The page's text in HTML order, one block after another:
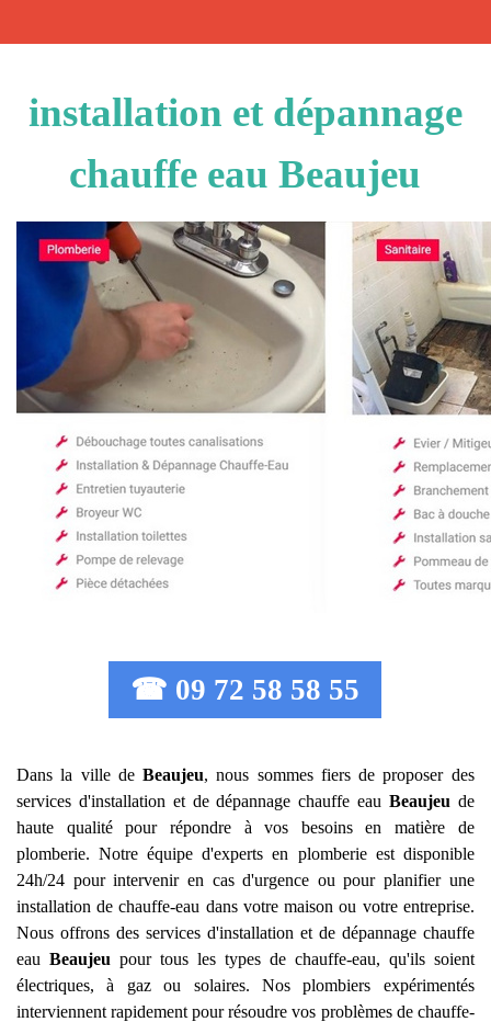
installation et dépannage
chauffe eau Beaujeu
☎ 09 72 58 58 55
Dans la ville deBeaujeu, nous sommes fiers de proposer des
services d'installation et de dépannage chauffe eau Beaujeu de
haute qualité pour répondre à vos besoins en matière de
plomberie. Notre équipe d'experts en plomberie est disponible
24h/24 pour intervenir en cas d'urgence ou pour planifier une
installation de chauffe-eau dans votre maison ou votre entreprise.
Nous offrons des services d'installation et de dépannage chauffe
eau Beaujeu pour tous les types de chauffe-eau, qu'ils soient
électriques, à gaz ou solaires. Nos plombiers expérimentés
interviennent rapidement pour résoudre vos problèmes de chauffe-